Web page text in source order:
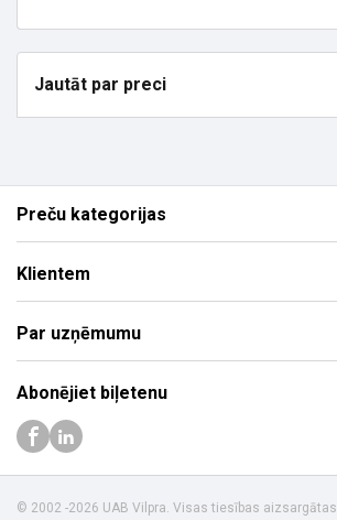
Jautāt par preci
Preču kategorijas
Klientem
Par uzņēmumu
Abonējiet biļetenu
© 2002 -2026 UAB Vilpra. Visas tiesības aizsargātas